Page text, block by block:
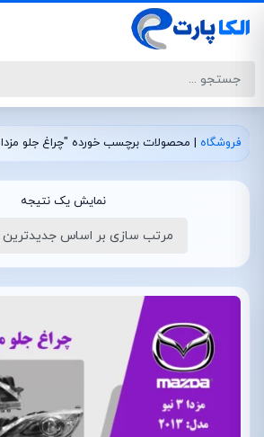
فروشگاه | محصولات برچسب خورده "چراغ جلو مزدا 3 نیو استوک"
نمایش یک نتیجه